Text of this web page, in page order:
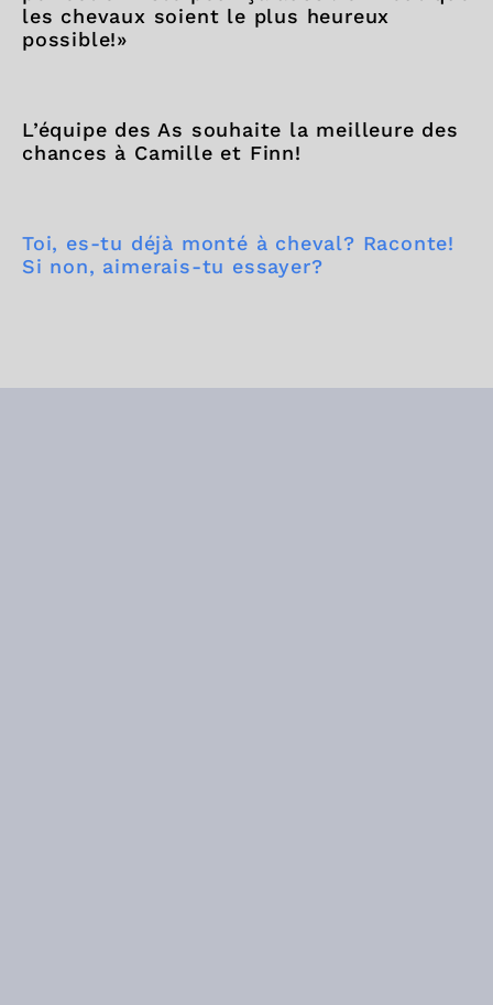
les chevaux soient le plus heureux
possible!»
L’équipe des As souhaite la meilleure des
chances à Camille et Finn!
Toi, es-tu déjà monté à cheval? Raconte!
Si non, aimerais-tu essayer?